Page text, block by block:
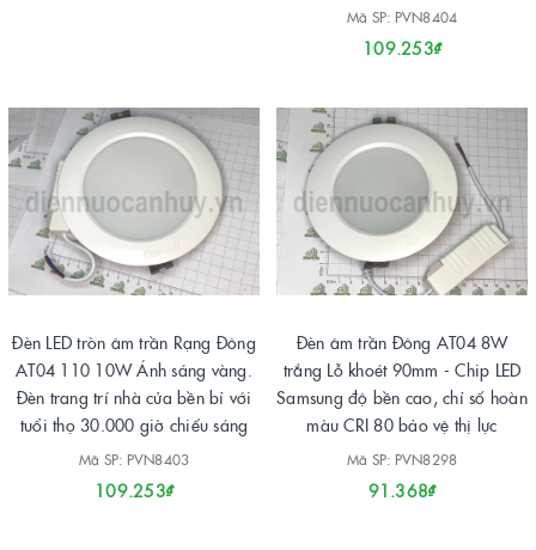
Mã SP: PVN8404
109.253₫
Đèn LED tròn âm trần Rạng Đông
AT04 110 10W Ánh sáng vàng.
Đèn trang trí nhà cửa bền bỉ với
tuổi thọ 30.000 giờ chiếu sáng
Mã SP: PVN8403
109.253₫
Đèn âm trần Đông AT04 8W
trắng Lỗ khoét 90mm - Chip LED
Samsung độ bền cao, chỉ số hoàn
màu CRI 80 bảo vệ thị lực
Mã SP: PVN8298
91.368₫